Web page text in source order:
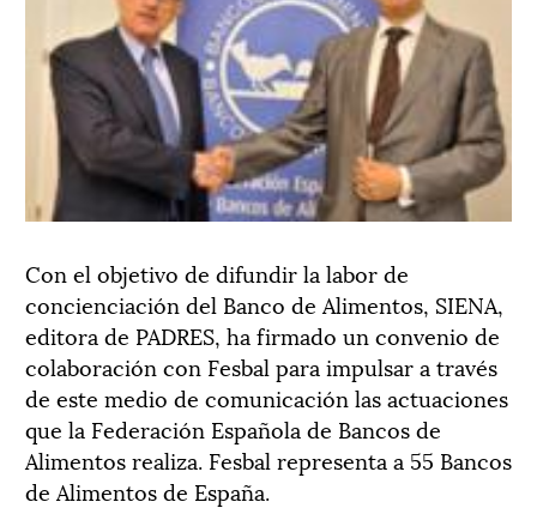
Con el objetivo de difundir la labor de
concienciación del Banco de Alimentos, SIENA,
editora de PADRES, ha firmado un convenio de
colaboración con Fesbal para impulsar a través
de este medio de comunicación las actuaciones
que la Federación Española de Bancos de
Alimentos realiza. Fesbal representa a 55 Bancos
de Alimentos de España.